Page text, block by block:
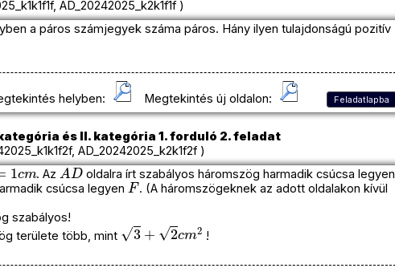
AD_20242025_k2k1f1f )
a páros számjegyek száma páros. Hány ilyen tulajdonságú pozitív
helyben: Megtekintés új oldalon: Feladatlapba
és II. kategória 1. forduló 2. feladat
AD_20242025_k2k1f2f )
cm
. Az
AD
oldalra írt szabályos háromszög harmadik csúcsa legyen
csúcsa legyen
F
. (A háromszögeknek az adott oldalakon kívül
szabályos!
területe több, mint
3+2 m2
!